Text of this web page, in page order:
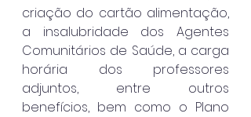
criação do cartão alimentação,
a insalubridade dos Agentes
Comunitários de Saúde, a carga
horária dos professores
adjuntos, entre outros
benefícios, bem como o Plano